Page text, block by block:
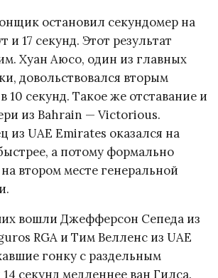
остановил секундомер на
и 17 секунд. Этот результат
Хуан Аюсо, один из главных
довольствовался вторым
10 секунд. Такое же отставание и
из Bahrain — Victorious.
из UAE Emirates оказался на
а потому формально
втором месте генеральной
вошли Джефферсон Сепеда из
RGA и Тим Велленс из UAE
гонку с раздельным
14 секунд медленнее ван Гилса.